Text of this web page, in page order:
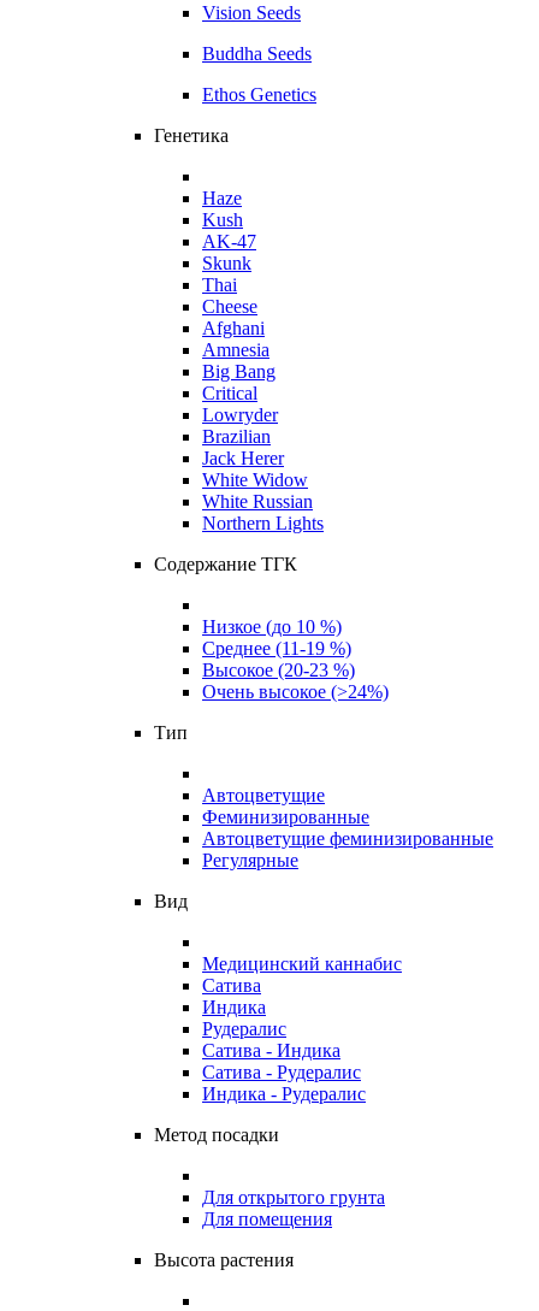
Vision Seeds
Buddha Seeds
Ethos Genetics
Генетика
Haze
Kush
AK-47
Skunk
Thai
Cheese
Afghani
Amnesia
Big Bang
Critical
Lowryder
Brazilian
Jack Herer
White Widow
White Russian
Northern Lights
Содержание ТГК
Низкое (до 10 %)
Среднее (11-19 %)
Высокое (20-23 %)
Очень высокое (>24%)
Тип
Автоцветущие
Феминизированные
Автоцветущие феминизированные
Регулярные
Вид
Медицинский каннабис
Сатива
Индика
Рудералис
Сатива - Индика
Сатива - Рудералис
Индика - Рудералис
Метод посадки
Для открытого грунта
Для помещения
Высота растения